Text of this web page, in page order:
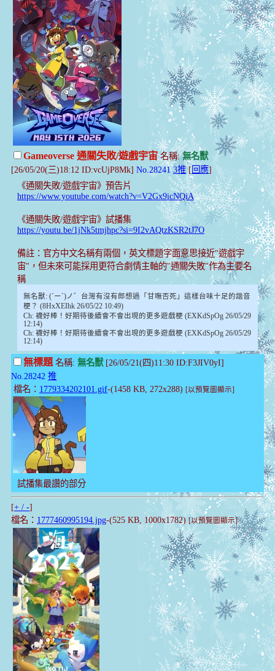
Gameoverse 通關失敗/遊戲宇宙名稱:無名獸
[26/05/20(三)18:12 ID:vcUjP8Mk] No.28241 3推[回應]
《通關失敗/遊戲宇宙》預告片
https://www.youtube.com/watch?v=V2Gx9icNQiA
《通關失敗/遊戲宇宙》試播集
https://youtu.be/1jNk5tmjhpc?si=9I2vAQtzKSR2tJ7O
備註：官方中文名稱有兩個，英文標題字面意思接近"遊戲宇
宙"，但未來可能採用更符合劇情主軸的"通關失敗"作為主要名
稱
無名獸: (´ー`)ノ゛台灣有沒有郎想過「甘嘸否死」這樣台味十足的諧音
梗？ (8HxXEIhk 26/05/22 10:49)
Ch: 襪好棒！好期待後續會不會出現的更多遊戲梗 (EXKdSpOg 26/05/29
12:14)
Ch: 襪好棒！好期待後續會不會出現的更多遊戲梗 (EXKdSpOg 26/05/29
12:14)
無標題名稱: 無名獸[26/05/21(四)11:30 ID:F3JIV0yI]
No.28242 推
檔名： 1779334202101.gif-(1458 KB, 272x288) [以預覽圖顯示]
試播集最讚的部分
[+ / -]
檔名： 1777460995194.jpg-(525 KB, 1000x1782)[以預覽圖顯示]